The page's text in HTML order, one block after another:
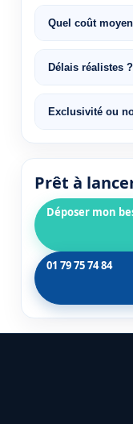
Quel coût
Délais réalistes ?
Exclusivité ou
Prêt à
Déposer mon
01 79 75 74 84